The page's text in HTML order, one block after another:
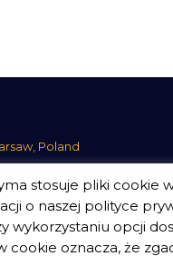
Poland
Serwisu Polityka
stosuje pliki cookie
o naszej polityce
wykorzystaniu opcji
oznacza, że